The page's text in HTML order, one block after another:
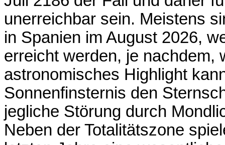
unerreichbar sein. Meistens
in Spanien im August 2026,
erreicht werden, je nachdem,
astronomisches Highlight
Sonnenfinsternis den
jegliche Störung durch
Neben der Totalitätszone